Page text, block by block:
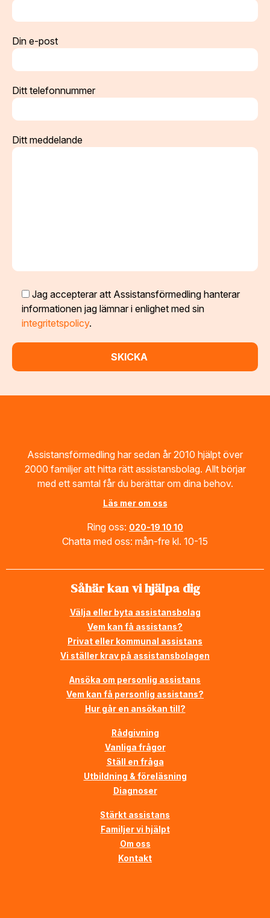
Din e-post
Ditt telefonnummer
Ditt meddelande
Jag accepterar att Assistansförmedling hanterar
informationen jag lämnar i enlighet med sin
integritetspolicy.
Assistansförmedling har sedan år 2010 hjälpt över
2000 familjer att hitta rätt assistansbolag. Allt börjar
med ett samtal får du berättar om dina behov.
Läs mer om oss
Ring oss: 020-19 10 10
Chatta med oss: mån-fre kl. 10-15
Såhär kan vi hjälpa dig
Välja eller byta assistansbolag
Vem kan få assistans?
Privat eller kommunal assistans
Vi ställer krav på assistansbolagen
Ansöka om personlig assistans
Vem kan få personlig assistans?
Hur går en ansökan till?
Rådgivning
Vanliga frågor
Ställ en fråga
Utbildning & föreläsning
Diagnoser
Stärkt assistans
Familjer vi hjälpt
Om oss
Kontakt